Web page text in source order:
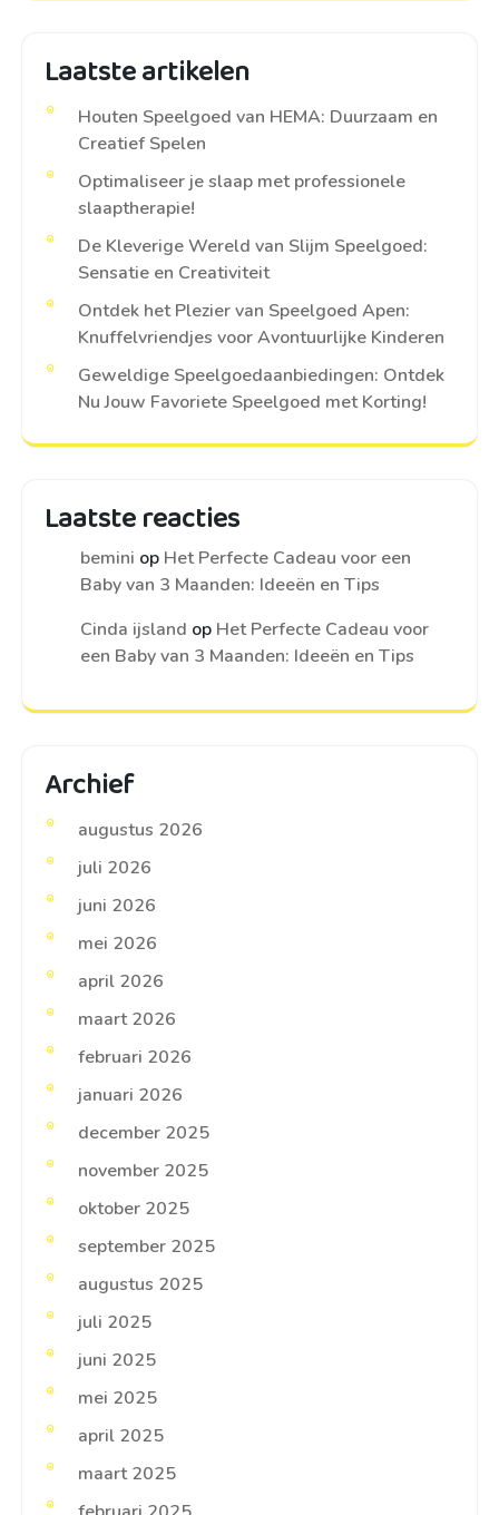
Laatste artikelen
Houten Speelgoed van HEMA: Duurzaam en
Creatief Spelen
Optimaliseer je slaap met professionele
slaaptherapie!
De Kleverige Wereld van Slijm Speelgoed:
Sensatie en Creativiteit
Ontdek het Plezier van Speelgoed Apen:
Knuffelvriendjes voor Avontuurlijke Kinderen
Geweldige Speelgoedaanbiedingen: Ontdek
Nu Jouw Favoriete Speelgoed met Korting!
Laatste reacties
bemini op Het Perfecte Cadeau voor een
Baby van 3 Maanden: Ideeën en Tips
Cinda ijsland op Het Perfecte Cadeau voor
een Baby van 3 Maanden: Ideeën en Tips
Archief
augustus 2026
juli 2026
juni 2026
mei 2026
april 2026
maart 2026
februari 2026
januari 2026
december 2025
november 2025
oktober 2025
september 2025
augustus 2025
juli 2025
juni 2025
mei 2025
april 2025
maart 2025